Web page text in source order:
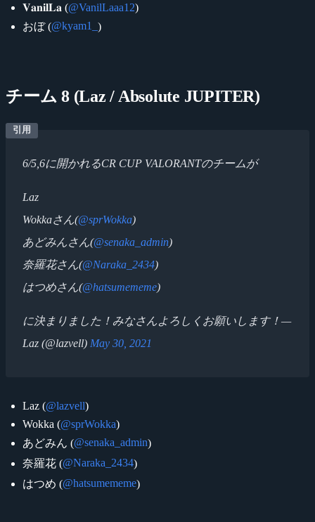
𝐕𝐚𝐧𝐢𝐥𝐋𝐚 (@VanilLaaa12)
おぼ (@kyam1_ )
チーム 8 (Laz / Absolute JUPITER)
6/5,6に開かれるCR CUP VALORANTのチームが
Laz
Wokkaさん(@sprWokka)
あどみんさん(@senaka_admin)
奈羅花さん(@Naraka_2434)
はつめさん(@hatsumememe)
に決まりました！みなさんよろしくお願いします！—
Laz (@lazvell) May 30, 2021
Laz (@lazvell)
Wokka (@sprWokka)
あどみん (@senaka_admin)
奈羅花 (@Naraka_2434)
はつめ (@hatsumememe)